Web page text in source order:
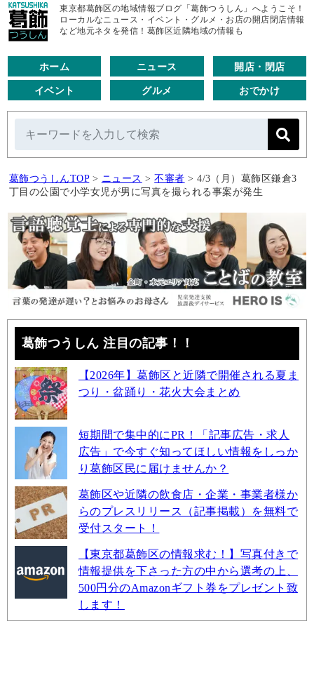
東京都葛飾区の地域情報ブログ「葛飾つうしん」へようこそ！
ローカルなニュース・イベント・グルメ・お店の開店閉店情報
など地元ネタを発信！葛飾区近隣地域の情報も
ホーム ニュース 開店・閉店
イベント グルメ おでかけ
葛飾つうしんTOP > ニュース > 不審者 > 4/3（月）葛飾区鎌倉3
丁目の公園で小学女児が男に写真を撮られる事案が発生
葛飾つうしん 注目の記事！！
【2026年】葛飾区と近隣で開催される夏ま
つり・盆踊り・花火大会まとめ
短期間で集中的にPR！「記事広告・求人
広告」で今すぐ知ってほしい情報をしっか
り葛飾区民に届けませんか？
葛飾区や近隣の飲食店・企業・事業者様か
らのプレスリリース（記事掲載）を無料で
受付スタート！
【東京都葛飾区の情報求む！】写真付きで
情報提供を下さった方の中から選考の上、
500円分のAmazonギフト券をプレゼント致
します！